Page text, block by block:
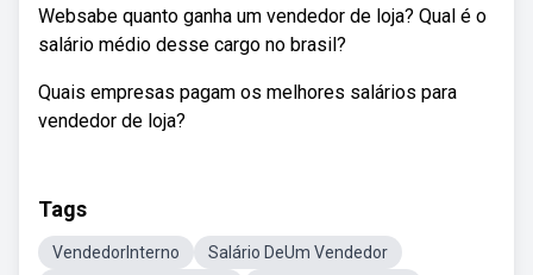
Websabe quanto ganha um vendedor de loja? Qual é o
salário médio desse cargo no brasil?
Quais empresas pagam os melhores salários para
vendedor de loja?
Tags
VendedorInterno
Salário DeUm Vendedor